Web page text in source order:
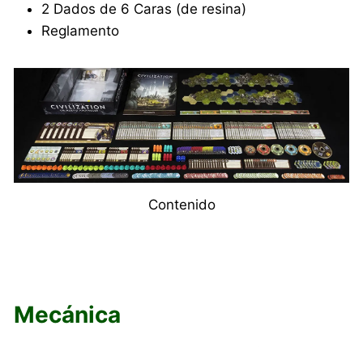
2 Dados de 6 Caras (de resina)
Reglamento
Contenido
Mecánica